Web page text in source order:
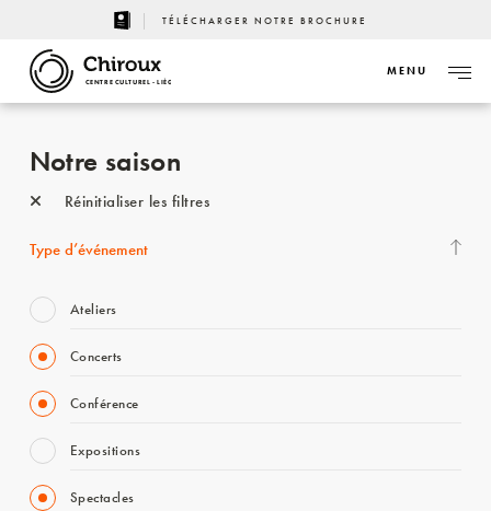
TÉLÉCHARGER NOTRE BROCHURE
CENTRE CULTUREL - LIÈGE
MENU
Notre saison
Réinitialiser les filtres
Type d’événement
Ateliers
Concerts
Conférence
Expositions
Spectacles